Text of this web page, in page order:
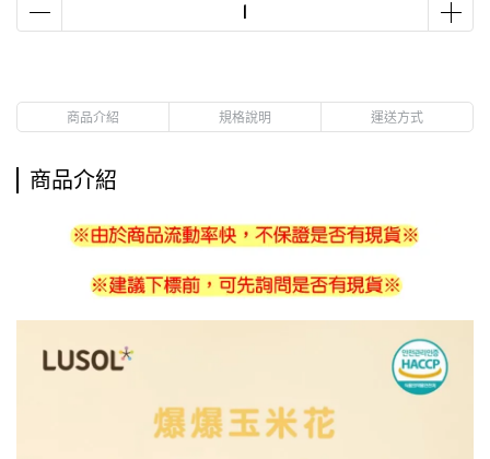
商品介紹 規格說明 運送方式
商品介紹